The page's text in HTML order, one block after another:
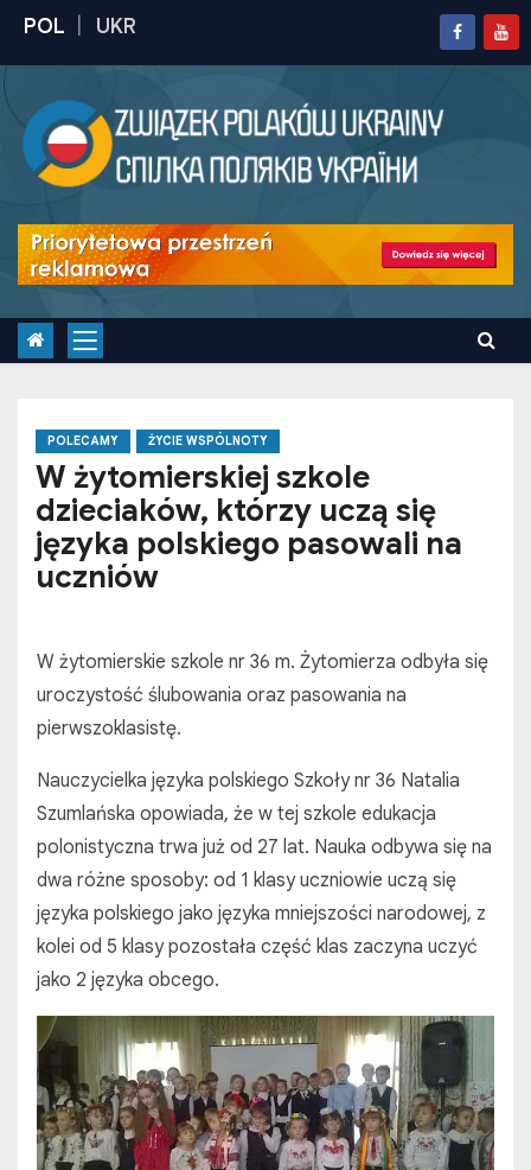
t
POLECAMY ŻYCIE WSPÓLNOTY
W żytomierskiej szkole
dzieciaków, którzy uczą się
języka polskiego pasowali na
uczniów
W żytomierskie szkole nr 36 m. Żytomierza odbyła się
uroczystość ślubowania oraz pasowania na
pierwszoklasistę.
Nauczycielka języka polskiego Szkoły nr 36 Natalia
Szumlańska opowiada, że w tej szkole edukacja
polonistyczna trwa już od 27 lat. Nauka odbywa się na
dwa różne sposoby: od 1 klasy uczniowie uczą się
języka polskiego jako języka mniejszości narodowej, z
kolei od 5 klasy pozostała część klas zaczyna uczyć
jako 2 języka obcego.